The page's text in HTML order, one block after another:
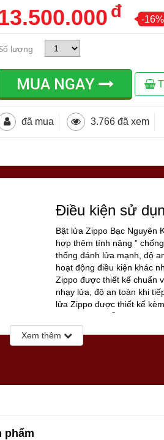
đ -16%
lượng
MUA NGAY
đã mua 3.766 đã xem
Điều kiện sử
Bật lửa Zippo Bạc Nguyên
hợp thêm tính năng ”
thống đánh lửa mạnh, độ
hoạt động điều kiện khác
Zippo được thiết kế chuẩn
nhạy lửa, độ an toàn khi
lửa Zippo được thiết kế
thổi mạnh, thậm chí bạn
lửa.
Xem thêm
phẩm